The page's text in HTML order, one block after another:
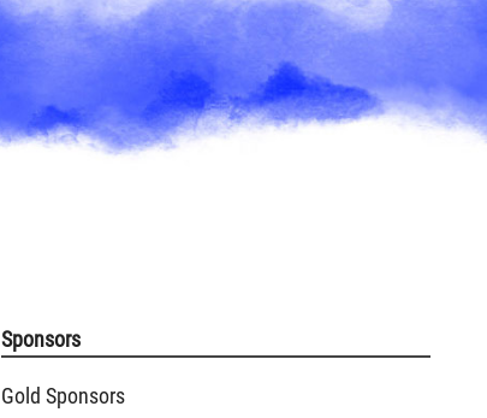
Sponsors
Gold Sponsors